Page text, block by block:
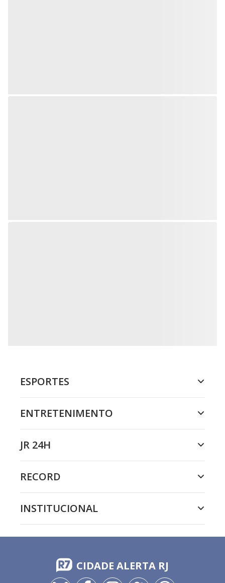
ESPORTES
ENTRETENIMENTO
JR 24H
RECORD
INSTITUCIONAL
CIDADE ALERTA RJ